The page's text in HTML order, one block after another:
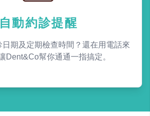
自動約診提醒
期及定期檢查時間？還在用電話來
Dent&Co幫你通通一指搞定。